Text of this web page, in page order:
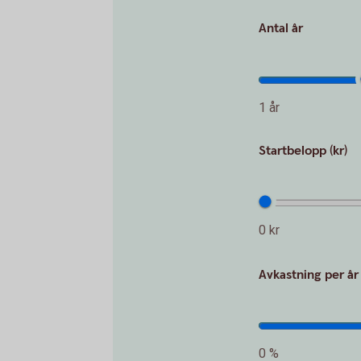
Antal år
1 år
Startbelopp (kr)
0 kr
Avkastning per år
0 %